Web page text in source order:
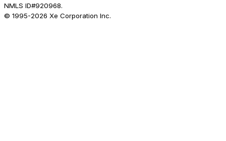
NMLS ID#920968.
© 1995-2026 Xe Corporation Inc.